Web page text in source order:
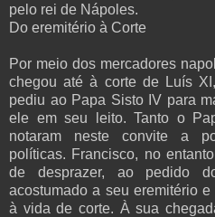
pelo rei de Nápoles.
Do eremitério à Corte
Por meio dos mercadores
chegou até à corte de Luís
pediu ao Papa Sisto IV para
ele em seu leito. Tanto o
notaram neste convite a
políticas. Francisco, no
de desprazer, ao pedido
acostumado a seu eremitério
à vida de corte. À sua